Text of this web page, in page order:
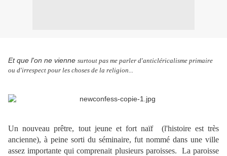
Et que l'on ne vienne surtout pas me parler d'anticléricalisme primaire
ou d'irrespect pour les choses de la religion...
Un nouveau prêtre, tout jeune et fort naïf (l'histoire est très
ancienne), à peine sorti du séminaire, fut nommé dans une ville
assez importante qui comprenait plusieurs paroisses. La paroisse